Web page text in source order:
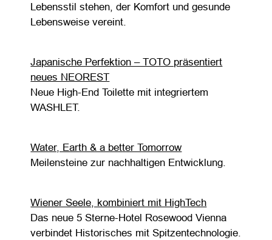
Lebensstil stehen, der Komfort und gesunde
Lebensweise vereint.
Japanische Perfektion – TOTO präsentiert
neues NEOREST
Neue High-End Toilette mit integriertem
WASHLET.
Water, Earth & a better Tomorrow
Meilensteine zur nachhaltigen Entwicklung.
Wiener Seele, kombiniert mit HighTech
Das neue 5 Sterne-Hotel Rosewood Vienna
verbindet Historisches mit Spitzentechnologie.